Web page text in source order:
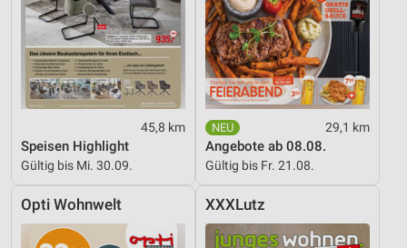
45,8 km
Speisen Highlight
Gültig bis Mi. 30.09.
29,1 km
Angebote ab 08.08.
Gültig bis Fr. 21.08.
Opti Wohnwelt XXXLutz